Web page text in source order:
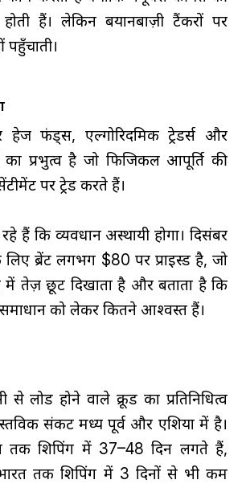
होती हैं। लेकिन बयानबाज़ी टैंकरों पर
हेज फंड्स, एल्गोरिदमिक ट्रेडर्स और
का प्रभुत्व है जो फिजिकल आपूर्ति की
पर ट्रेड करते हैं।
हैं कि व्यवधान अस्थायी होगा। दिसंबर
ब्रेंट लगभग $80 पर प्राइस्ड है, जो
में तेज़ छूट दिखाता है और बताता है कि
समाधान को लेकर कितने आश्वस्त हैं।
से लोड होने वाले क्रूड का प्रतिनिधित्व
संकट मध्य पूर्व और एशिया में है।
तक शिपिंग में 37–48 दिन लगते हैं,
तक शिपिंग में 3 दिनों से भी कम